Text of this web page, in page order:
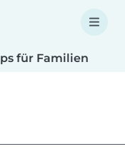
für Familien